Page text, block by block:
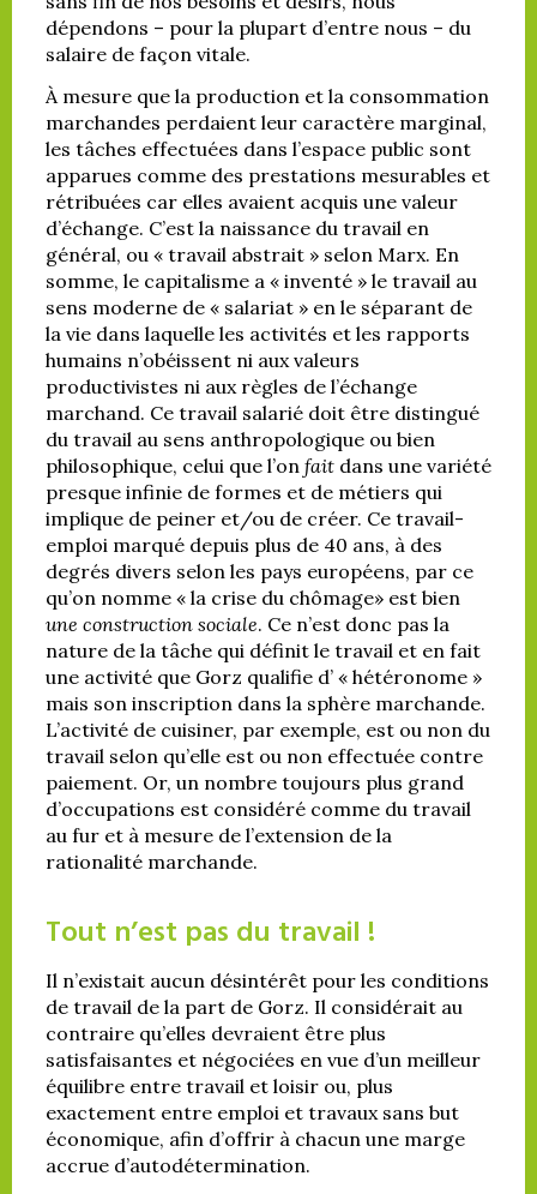
dépendons – pour la plupart d’entre nous – du
salaire de façon vitale.
À mesure que la production et la consommation
marchandes perdaient leur caractère marginal,
les tâches effectuées dans l’espace public sont
apparues comme des prestations mesurables et
rétribuées car elles avaient acquis une valeur
d’échange. C’est la naissance du travail en
général, ou « travail abstrait » selon Marx. En
somme, le capitalisme a « inventé » le travail au
sens moderne de « salariat » en le séparant de
la vie dans laquelle les activités et les rapports
humains n’obéissent ni aux valeurs
productivistes ni aux règles de l’échange
marchand. Ce travail salarié doit être distingué
du travail au sens anthropologique ou bien
philosophique, celui que l’on fait dans une variété
presque infinie de formes et de métiers qui
implique de peiner et/ou de créer. Ce travail-
emploi marqué depuis plus de 40 ans, à des
degrés divers selon les pays européens, par ce
qu’on nomme « la crise du chômage» est bien
une construction sociale. Ce n’est donc pas la
nature de la tâche qui définit le travail et en fait
une activité que Gorz qualifie d’ « hétéronome »
mais son inscription dans la sphère marchande.
L’activité de cuisiner, par exemple, est ou non du
travail selon qu’elle est ou non effectuée contre
paiement. Or, un nombre toujours plus grand
d’occupations est considéré comme du travail
au fur et à mesure de l’extension de la
rationalité marchande.
Tout n’est pas du travail !
Il n’existait aucun désintérêt pour les conditions
de travail de la part de Gorz. Il considérait au
contraire qu’elles devraient être plus
satisfaisantes et négociées en vue d’un meilleur
équilibre entre travail et loisir ou, plus
exactement entre emploi et travaux sans but
économique, afin d’offrir à chacun une marge
accrue d’autodétermination.